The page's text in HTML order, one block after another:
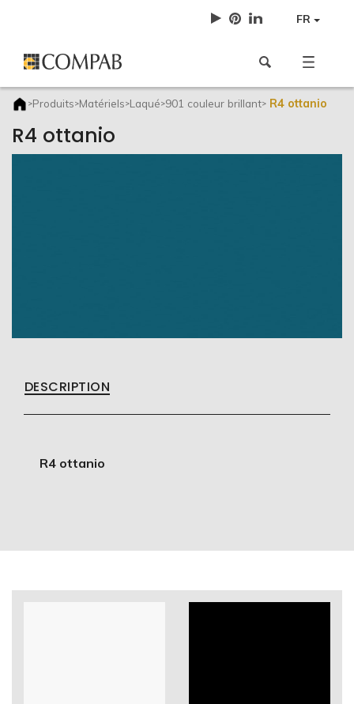
FR
>Produits>Matériels>Laqué>901 couleur brillant> R4 ottanio
R4 ottanio
DESCRIPTION
R4 ottanio